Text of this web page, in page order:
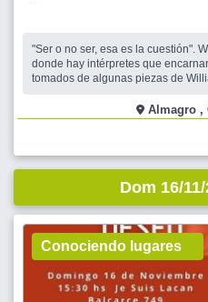
"Ser o no ser, esa es la cuestión". William
donde hay intérpretes que
tomados de algunas piezas de
Calibán, Próspero, Macbeth,
plantea un m
Dom 16/
Conociendo lugares